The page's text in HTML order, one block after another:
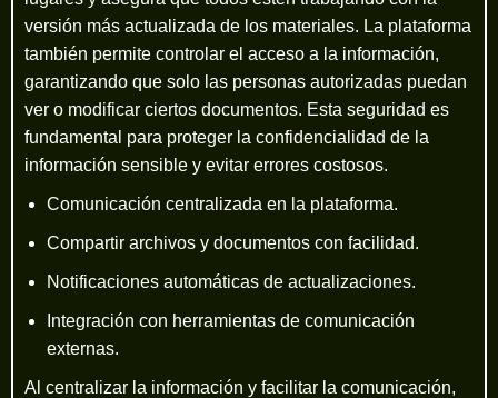
versión más actualizada de los materiales. La plataforma
también permite controlar el acceso a la información,
garantizando que solo las personas autorizadas puedan
ver o modificar ciertos documentos. Esta seguridad es
fundamental para proteger la confidencialidad de la
información sensible y evitar errores costosos.
Comunicación centralizada en la plataforma.
Compartir archivos y documentos con facilidad.
Notificaciones automáticas de actualizaciones.
Integración con herramientas de comunicación
externas.
Al centralizar la información y facilitar la comunicación,